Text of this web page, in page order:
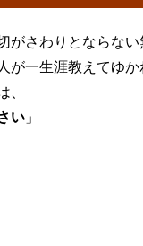
がさわりとならな
が一生涯教えてゆ
、
い 」